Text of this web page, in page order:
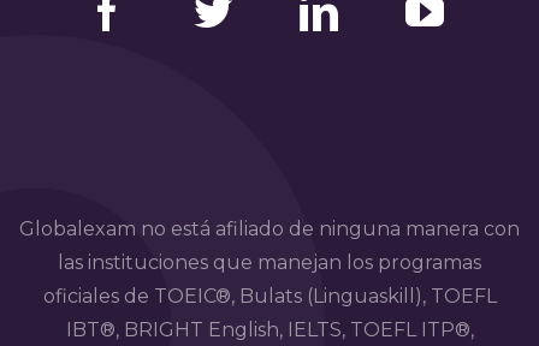
Globalexam no está afiliado de ninguna manera con
las instituciones que manejan los programas
oficiales de TOEIC®, Bulats (Linguaskill), TOEFL
IBT®, BRIGHT English, IELTS, TOEFL ITP®,